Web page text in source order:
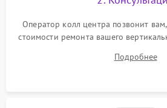
Оператор колл центра позвонит
стоимости ремонта вашего
Подробнее